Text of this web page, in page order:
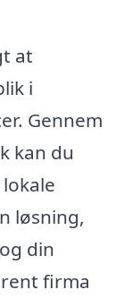
at
i
Gennem
kan du
løsning,
din
firma